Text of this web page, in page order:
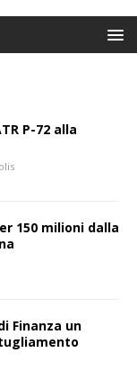
P-72 alla
150 milioni dalla
Finanza un